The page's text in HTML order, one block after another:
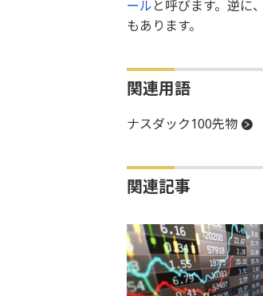
ールと呼びます。逆に
もあります。
関連用語
ナスダック100先物
関連記事